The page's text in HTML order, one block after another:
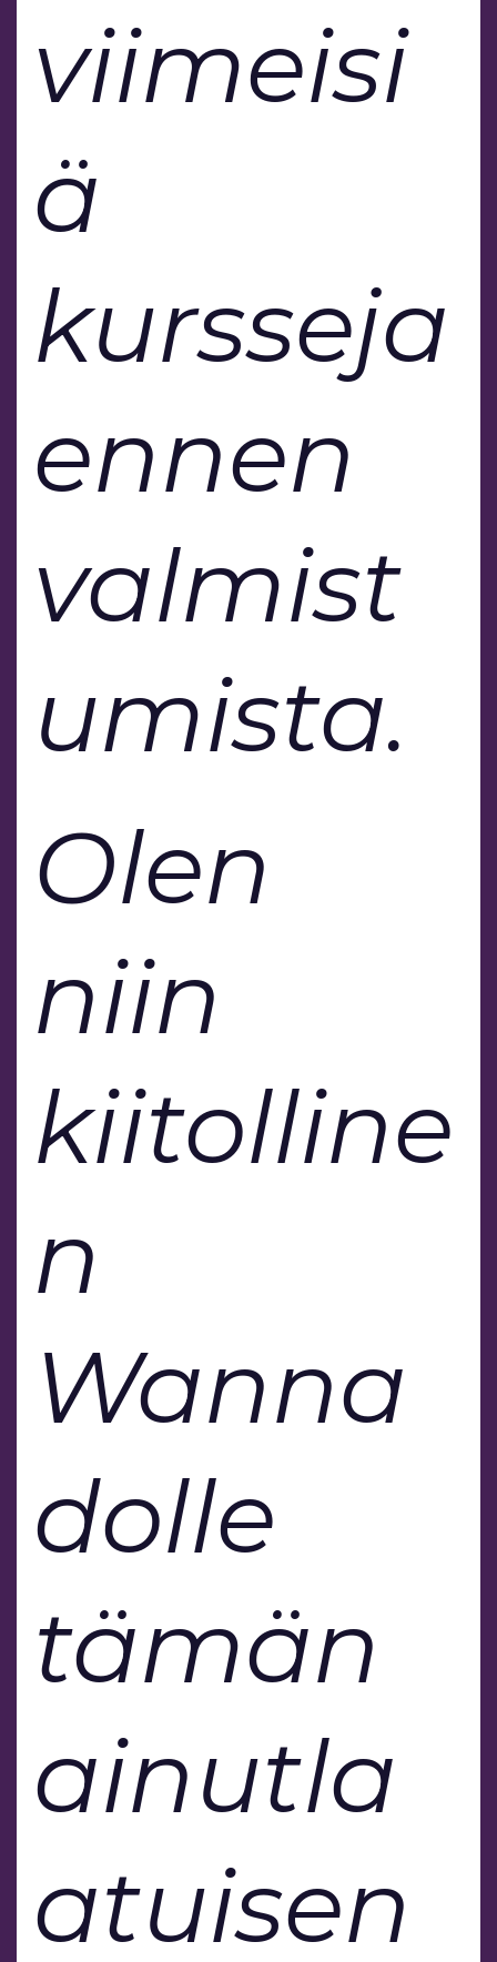
viimeisi
ä
kursseja
ennen
valmist
umista.
Olen
niin
kiitolline
n
Wanna
dolle
tämän
ainutla
atuisen